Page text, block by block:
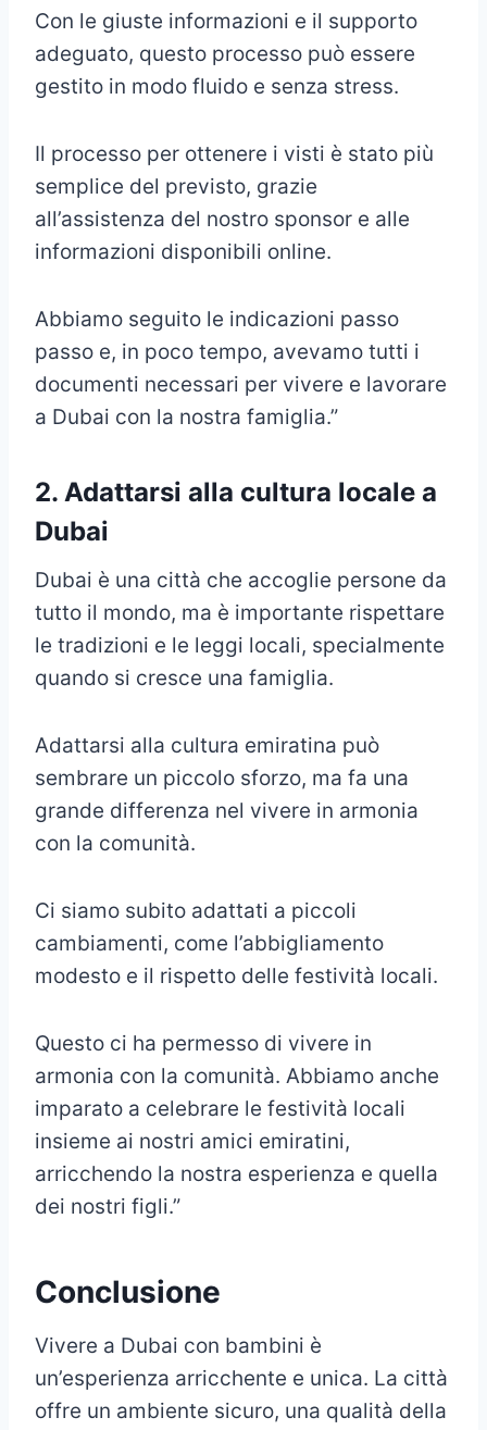
Con le giuste informazioni e il supporto
adeguato, questo processo può essere
gestito in modo fluido e senza stress.
Il processo per ottenere i visti è stato più
semplice del previsto, grazie
all’assistenza del nostro sponsor e alle
informazioni disponibili online.
Abbiamo seguito le indicazioni passo
passo e, in poco tempo, avevamo tutti i
documenti necessari per vivere e lavorare
a Dubai con la nostra famiglia.”
2. Adattarsi alla cultura locale a
Dubai
Dubai è una città che accoglie persone da
tutto il mondo, ma è importante rispettare
le tradizioni e le leggi locali, specialmente
quando si cresce una famiglia.
Adattarsi alla cultura emiratina può
sembrare un piccolo sforzo, ma fa una
grande differenza nel vivere in armonia
con la comunità.
Ci siamo subito adattati a piccoli
cambiamenti, come l’abbigliamento
modesto e il rispetto delle festività locali.
Questo ci ha permesso di vivere in
armonia con la comunità. Abbiamo anche
imparato a celebrare le festività locali
insieme ai nostri amici emiratini,
arricchendo la nostra esperienza e quella
dei nostri figli.”
Conclusione
Vivere a Dubai con bambini è
un’esperienza arricchente e unica. La città
offre un ambiente sicuro, una qualità della